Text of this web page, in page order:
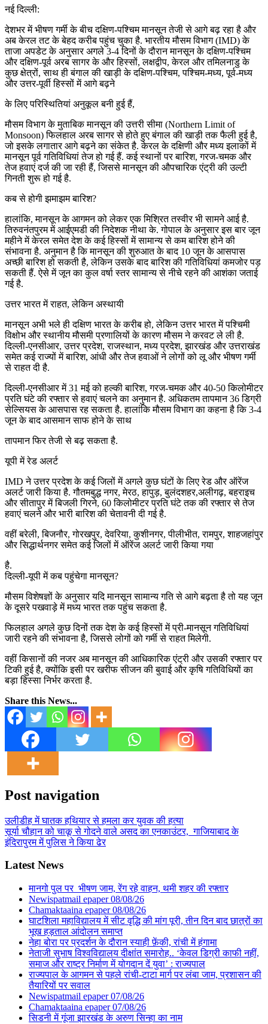
नई दिल्ली:
देशभर में भीषण गर्मी के बीच दक्षिण-पश्चिम मानसून तेजी से आगे बढ़ रहा है और
अब केरल तट के बेहद करीब पहुंच चुका है. भारतीय मौसम विभाग (IMD) के
ताजा अपडेट के अनुसार अगले 3-4 दिनों के दौरान मानसून के दक्षिण-पश्चिम
और दक्षिण-पूर्व अरब सागर के और हिस्सों, लक्षद्वीप, केरल और तमिलनाडु के
कुछ क्षेत्रों, साथ ही बंगाल की खाड़ी के दक्षिण-पश्चिम, पश्चिम-मध्य, पूर्व-मध्य
और उत्तर-पूर्वी हिस्सों में आगे बढ़ने
के लिए परिस्थितियां अनुकूल बनी हुई हैं,
मौसम विभाग के मुताबिक मानसून की उत्तरी सीमा (Northern Limit of
Monsoon) फिलहाल अरब सागर से होते हुए बंगाल की खाड़ी तक फैली हुई है,
जो इसके लगातार आगे बढ़ने का संकेत है. केरल के दक्षिणी और मध्य इलाकों में
मानसून पूर्व गतिविधियां तेज हो गई हैं. कई स्थानों पर बारिश, गरज-चमक और
तेज हवाएं दर्ज की जा रही हैं, जिससे मानसून की औपचारिक एंट्री की उल्टी
गिनती शुरू हो गई है.
कब से होगी झमाझम बारिश?
हालांकि, मानसून के आगमन को लेकर एक मिश्रित तस्वीर भी सामने आई है.
तिरुवनंतपुरम में आईएमडी की निदेशक नीथा के. गोपाल के अनुसार इस बार जून
महीने में केरल समेत देश के कई हिस्सों में सामान्य से कम बारिश होने की
संभावना है. अनुमान है कि मानसून की शुरुआत के बाद 10 जून के आसपास
अच्छी बारिश हो सकती है, लेकिन उसके बाद बारिश की गतिविधियां कमजोर पड़
सकती हैं. ऐसे में जून का कुल वर्षा स्तर सामान्य से नीचे रहने की आशंका जताई
गई है.
उत्तर भारत में राहत, लेकिन अस्थायी
मानसून अभी भले ही दक्षिण भारत के करीब हो, लेकिन उत्तर भारत में पश्चिमी
विक्षोभ और स्थानीय मौसमी प्रणालियों के कारण मौसम ने करवट ले ली है.
दिल्ली-एनसीआर, उत्तर प्रदेश, राजस्थान, मध्य प्रदेश, झारखंड और उत्तराखंड
समेत कई राज्यों में बारिश, आंधी और तेज हवाओं ने लोगों को लू और भीषण गर्मी
से राहत दी है.
दिल्ली-एनसीआर में 31 मई को हल्की बारिश, गरज-चमक और 40-50 किलोमीटर
प्रति घंटे की रफ्तार से हवाएं चलने का अनुमान है. अधिकतम तापमान 36 डिग्री
सेल्सियस के आसपास रह सकता है. हालांकि मौसम विभाग का कहना है कि 3-4
जून के बाद आसमान साफ होने के साथ
तापमान फिर तेजी से बढ़ सकता है.
यूपी में रेड अलर्ट
IMD ने उत्तर प्रदेश के कई जिलों में अगले कुछ घंटों के लिए रेड और ऑरेंज
अलर्ट जारी किया है. गौतमबुद्ध नगर, मेरठ, हापुड़, बुलंदशहर,अलीगढ़, बहराइच
और सीतापुर में बिजली गिरने, 60 किलोमीटर प्रति घंटे तक की रफ्तार से तेज
हवाएं चलने और भारी बारिश की चेतावनी दी गई है.
वहीं बरेली, बिजनौर, गोरखपुर, देवरिया, कुशीनगर, पीलीभीत, रामपुर, शाहजहांपुर
और सिद्धार्थनगर समेत कई जिलों में ऑरेंज अलर्ट जारी किया गया
है.
दिल्ली-यूपी में कब पहुंचेगा मानसून?
मौसम विशेषज्ञों के अनुसार यदि मानसून सामान्य गति से आगे बढ़ता है तो यह जून
के दूसरे पखवाड़े में मध्य भारत तक पहुंच सकता है.
फिलहाल अगले कुछ दिनों तक देश के कई हिस्सों में प्री-मानसून गतिविधियां
जारी रहने की संभावना है, जिससे लोगों को गर्मी से राहत मिलेगी.
वहीं किसानों की नजर अब मानसून की आधिकारिक एंट्री और उसकी रफ्तार पर
टिकी हुई है, क्योंकि इसी पर खरीफ सीजन की बुवाई और कृषि गतिविधियों का
बड़ा हिस्सा निर्भर करता है.
Share this News...
Post navigation
उलीडीह में घातक हथियार से हमला कर युवक की हत्या
सूर्या चौहान को चाकू से गोदने वाले असद का एनकाउंटर, गाजियाबाद के
इंदिरापुरम में पुलिस ने किया ढेर
Latest News
मानगो पुल पर भीषण जाम, रेंग रहे वाहन, थमी शहर की रफ्तार
Newispatmail epaper 08/08/26
Chamaktaaina epaper 08/08/26
घाटशिला महाविद्यालय में सीट वृद्धि की मांग पूरी, तीन दिन बाद छात्रों का
भूख हड़ताल आंदोलन समाप्त
नेहा बोरा पर प्रदर्शन के दौरान स्याही फ़ेंकी, रांची में हंगामा
नेताजी सुभाष विश्वविद्यालय दीक्षांत समारोह.. ‘केवल डिग्री काफी नहीं,
समाज और राष्ट्र निर्माण में योगदान दें युवा’ : राज्यपाल
राज्यपाल के आगमन से पहले रांची-टाटा मार्ग पर लंबा जाम, प्रशासन की
तैयारियों पर सवाल
Newispatmail epaper 07/08/26
Chamaktaaina epaper 07/08/26
सिडनी में गूंजा झारखंड के अरुण सिन्हा का नाम